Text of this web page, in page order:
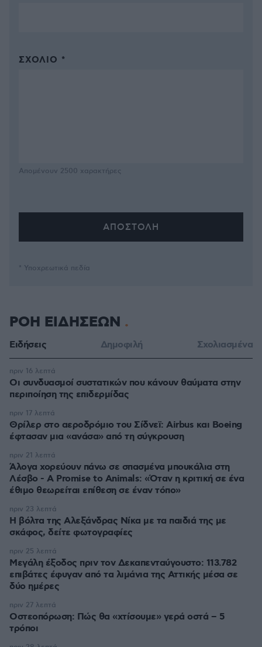
ΣΧΌΛΙΟ *
Απομένουν 2500 χαρακτήρες
* Υποχρεωτικά πεδία
ΡΟΗ ΕΙΔΗΣΕΩΝ
Ειδήσεις Δημοφιλή Σχολιασμένα
Οι συνδυασμοί συστατικών που κάνουν θαύματα στην
περιποίηση της επιδερμίδας
πριν 16 λεπτά
Θρίλερ στο αεροδρόμιο του Σίδνεϊ: Airbus και Boeing
έφτασαν μια «ανάσα» από τη σύγκρουση
πριν 17 λεπτά
Άλογα χορεύουν πάνω σε σπασμένα μπουκάλια στη
Λέσβο - A Promise to Animals: «Όταν η κριτική σε ένα
έθιμο θεωρείται επίθεση σε έναν τόπο»
πριν 21 λεπτά
Η βόλτα της Αλεξάνδρας Νίκα με τα παιδιά της με
σκάφος, δείτε φωτογραφίες
πριν 23 λεπτά
Μεγάλη έξοδος πριν τον Δεκαπενταύγουστο: 113.782
επιβάτες έφυγαν από τα λιμάνια της Αττικής μέσα σε
δύο ημέρες
πριν 25 λεπτά
Οστεοπόρωση: Πώς θα «χτίσουμε» γερά οστά – 5
τρόποι
πριν 27 λεπτά